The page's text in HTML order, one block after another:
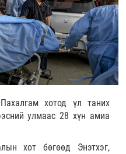
хотод үл таних
улмаас 28 хүн амиа
хот бөгөөд Энэтхэг,